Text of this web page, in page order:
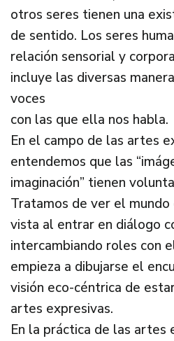
otros seres tienen una
de sentido. Los seres
relación sensorial y
incluye las diversas
voces
con las que ella nos habla.
En el campo de las artes
entendemos que las
imaginación” tienen
Tratamos de ver el
vista al entrar en diálogo
intercambiando roles con
empieza a dibujarse el
visión eco-céntrica de
artes expresivas.
En la práctica de las artes